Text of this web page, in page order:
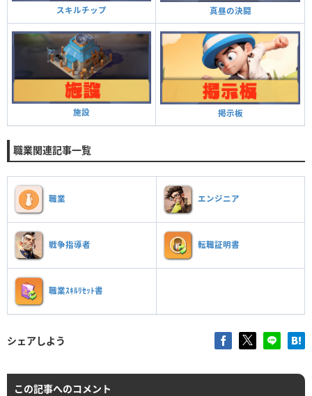
スキルチップ 真昼の決闘
施設 掲示板
職業関連記事一覧
職業 エンジニア
戦争指導者 転職証明書
職業ｽｷﾙﾘｾｯﾄ書
シェアしよう
この記事へのコメント